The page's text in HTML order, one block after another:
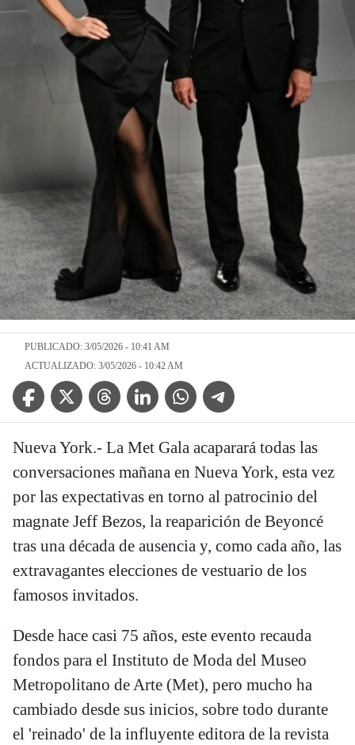
PUBLICADO: 3/05/2026 - 10:41 AM
ACTUALIZADO: 3/05/2026 - 10:42 AM
Facebook IconTwitter IconThreads IconLinkedin IconWhatsApp IconTelegram Icon
Nueva York.- La Met Gala acaparará todas las
conversaciones mañana en Nueva York, esta vez
por las expectativas en torno al patrocinio del
magnate Jeff Bezos, la reaparición de Beyoncé
tras una década de ausencia y, como cada año, las
extravagantes elecciones de vestuario de los
famosos invitados.
Desde hace casi 75 años, este evento recauda
fondos para el Instituto de Moda del Museo
Metropolitano de Arte (Met), pero mucho ha
cambiado desde sus inicios, sobre todo durante
el 'reinado' de la influyente editora de la revista